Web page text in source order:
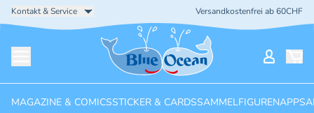
Kontakt & Service Versandkostenfrei ab 60CHF
Startseite
MAGAZINE & COMICSSTICKER & CARDSSAMMELFIGURENAPPS